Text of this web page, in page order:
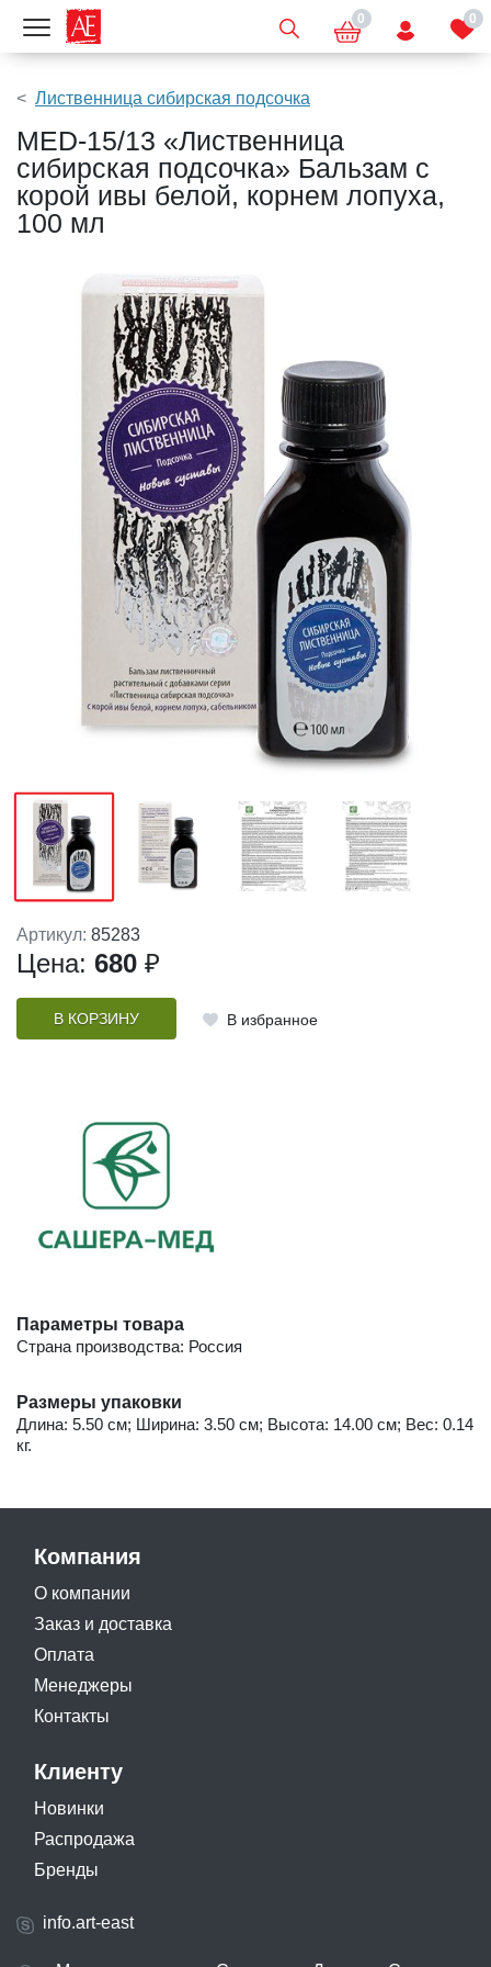
Показать меню 0 0
Лиственница сибирская подсочка
MED-15/13 «Лиственница
сибирская подсочка» Бальзам с
корой ивы белой, корнем лопуха,
100 мл
Артикул: 85283
Цена: 680 ₽
В КОРЗИНУ В избранное
Параметры товара
Страна производства: Россия
Размеры упаковки
Длина: 5.50 см; Ширина: 3.50 см; Высота: 14.00 см; Вес: 0.14
кг.
Компания
О компании
Заказ и доставка
Оплата
Менеджеры
Контакты
Клиенту
Новинки
Распродажа
Бренды
info.art-east